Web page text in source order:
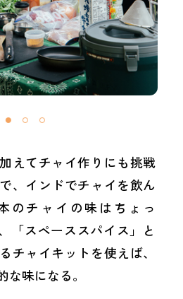
えてチャイ作りにも挑戦
、インドでチャイを飲ん
のチャイの味はちょっ
「スペーススパイス」と
チャイキットを使えば、
味になる。